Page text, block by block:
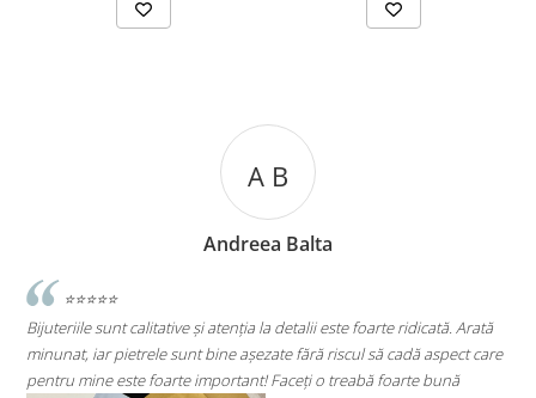
este foarte ridicată. Arată
riscul să cadă aspect care
o treabă foarte bună
⭐⭐⭐⭐⭐
Super mulțumită!! Sunt superbi cerceii!!!